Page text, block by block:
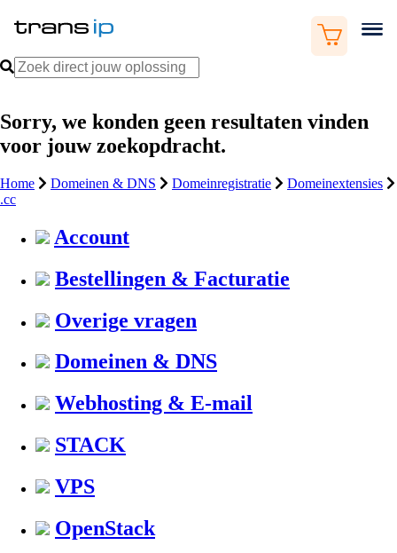
Sorry, we konden geen resultaten vinden
voor jouw zoekopdracht.
Home Domeinen & DNS Domeinregistratie
Domeinextensies
.cc
Account
Bestellingen & Facturatie
Overige vragen
Domeinen & DNS
Webhosting & E-mail
STACK
VPS
OpenStack